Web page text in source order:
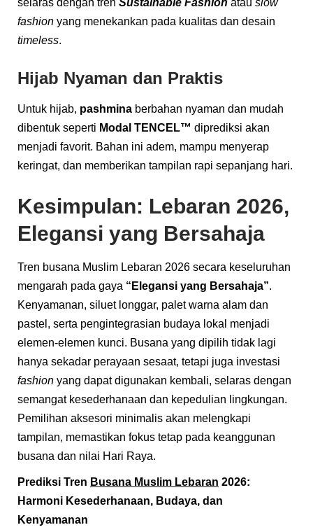
fashion yang menekankan pada kualitas dan desain
timeless.
Hijab Nyaman dan Praktis
Untuk hijab, pashmina berbahan nyaman dan mudah
dibentuk seperti Modal TENCEL™ diprediksi akan
menjadi favorit. Bahan ini adem, mampu menyerap
keringat, dan memberikan tampilan rapi sepanjang hari.
Kesimpulan: Lebaran 2026,
Elegansi yang Bersahaja
Tren busana Muslim Lebaran 2026 secara keseluruhan
mengarah pada gaya “Elegansi yang Bersahaja”.
Kenyamanan, siluet longgar, palet warna alam dan
pastel, serta pengintegrasian budaya lokal menjadi
elemen-elemen kunci. Busana yang dipilih tidak lagi
hanya sekadar perayaan sesaat, tetapi juga investasi
fashion yang dapat digunakan kembali, selaras dengan
semangat kesederhanaan dan kepedulian lingkungan.
Pemilihan aksesori minimalis akan melengkapi
tampilan, memastikan fokus tetap pada keanggunan
busana dan nilai Hari Raya.
Prediksi Tren Busana Muslim Lebaran 2026:
Harmoni Kesederhanaan, Budaya, dan
Kenyamanan